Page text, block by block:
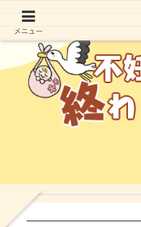
メニュー